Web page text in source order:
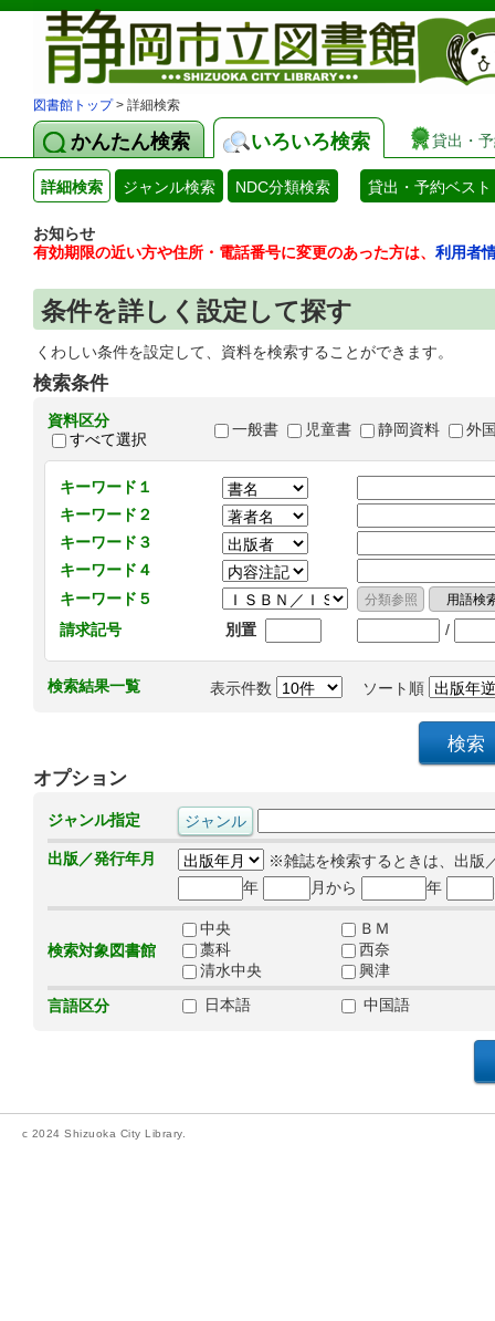
図書館トップ> 詳細検索
かんたん検索 いろいろ検索 貸出・
詳細検索 ジャンル検索 NDC分類検索 貸出・予約ベスト
お知らせ
有効期限の近い方や住所・電話番号に変更のあった方は、 利用者
条件を詳しく設定して探す
くわしい条件を設定して、資料を検索することができます。
検索条件
資料区分
すべて選択
一般書 児童書 静岡資料 外
キーワード１
キーワード２
キーワード３
キーワード４
キーワード５
請求記号
別置 /
検索結果一覧 表示件数 ソート順
オプション
ジャンル指定
出版／発行年月
※雑誌を検索するときは、出版
年
月から 年
検索対象図書館
中央
ＢＭ
藁科
西奈
清水中央
興津
言語区分
日本語 中国語
c 2024 Shizuoka City Library.